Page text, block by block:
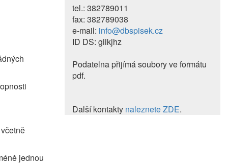
jednou
tel.: 382789011
fax: 382789038
e-mail: info@dbspisek.cz
ID DS: giikjhz
Podatelna přijímá soubory ve formátu
pdf.
Další kontakty naleznete ZDE.